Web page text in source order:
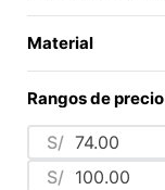
SPY X FAMILY
PLIM PLIM (1)
PEPPA PIG (1)
ONE PIECE (1)
MERLINA ( 1)
Material
Rangos de precio
S/
S/